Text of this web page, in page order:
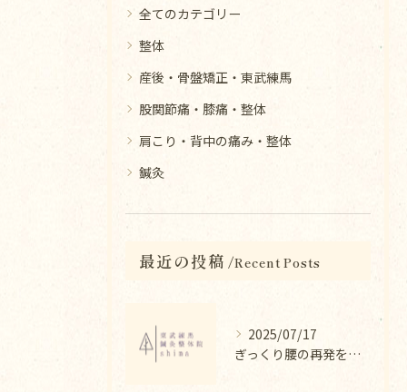
全てのカテゴリー
整体
産後・骨盤矯正・東武練馬
股関節痛・膝痛・整体
肩こり・背中の痛み・整体
鍼灸
最近の投稿 Recent Posts
2025/07/17
ぎっくり腰の再発を防ぐ整体法